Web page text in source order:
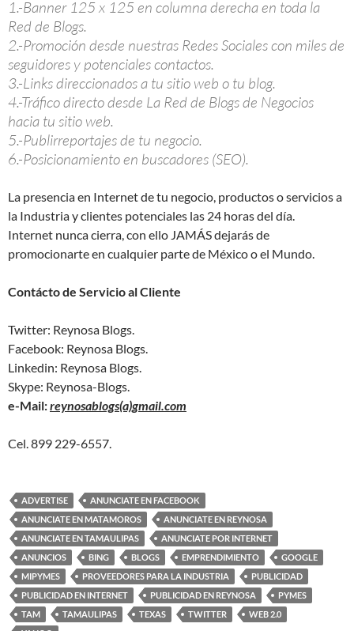
1.-Banner 125 x 125 en columna derecha en toda la
Red de Blogs.
2.-Promoción desde nuestras Redes Sociales con miles de
seguidores y potenciales contactos.
3.-Links direccionados a tu sitio web o tu blog.
4.-Tráfico directo desde La Red de Blogs de Negocios
hacia tu sitio web.
5.-Publirreportajes de tu negocio.
6.-Posicionamiento en buscadores (SEO).
La presencia en Internet de tu negocio, productos o servicios a
la Industria y clientes potenciales las 24 horas del día.
Internet nunca cierra, con ello JAMÁS dejarás de
promocionarte en cualquier parte de México o el Mundo.
Contácto de Servicio al Cliente
Twitter: Reynosa Blogs.
Facebook: Reynosa Blogs.
Linkedin: Reynosa Blogs.
Skype: Reynosa-Blogs.
e-Mail:reynosablogs(a)gmail.com
Cel. 899 229-6557.
ADVERTISE
ANUNCIATE EN FACEBOOK
ANUNCIATE EN MATAMOROS
ANUNCIATE EN REYNOSA
ANUNCIATE EN TAMAULIPAS
ANUNCIATE POR INTERNET
ANUNCIOS
BING BLOGS EMPRENDIMIENTO
GOOGLE
MIPYMES
PROVEEDORES PARA LA INDUSTRIA
PUBLICIDAD
PUBLICIDAD EN INTERNET
PUBLICIDAD EN REYNOSA
PYMES
TAM
TAMAULIPAS TEXAS TWITTER
WEB 2.0